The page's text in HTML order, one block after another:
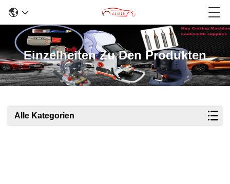
Einzelheiten Zu Den Produkten
Alle Kategorien